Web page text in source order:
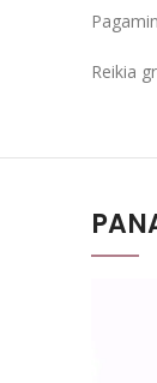
Reikia